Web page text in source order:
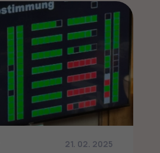
21. 02. 2025